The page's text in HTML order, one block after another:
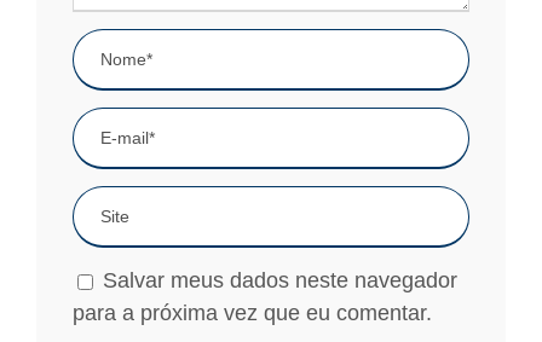
Salvar meus dados neste navegador
para a próxima vez que eu comentar.